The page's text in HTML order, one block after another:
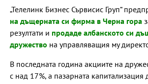
„Телелинк Бизнес Сървисис Груп“
на дъщерната си фирма в Черна гора
резултати и продаде албанското си
дружество на управляващия му
В последната година акциите на
с над 17%, а пазарната капитализация